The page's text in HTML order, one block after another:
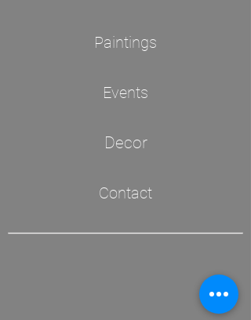
Paintings
Events
Decor
Contact